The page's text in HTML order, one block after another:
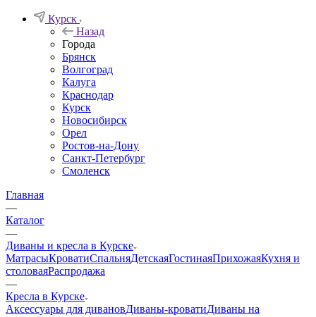
Курск
Назад
Города
Брянск
Волгоград
Калуга
Краснодар
Курск
Новосибирск
Орел
Ростов-на-Дону
Санкт-Петербург
Смоленск
Главная
—
Каталог
—
Диваны и кресла в Курске
МатрасыКроватиСпальняДетскаяГостинаяПрихожаяКухня и
столоваяРаспродажа
—
Кресла в Курске
Аксессуары для дивановДиваны-кроватиДиваны на